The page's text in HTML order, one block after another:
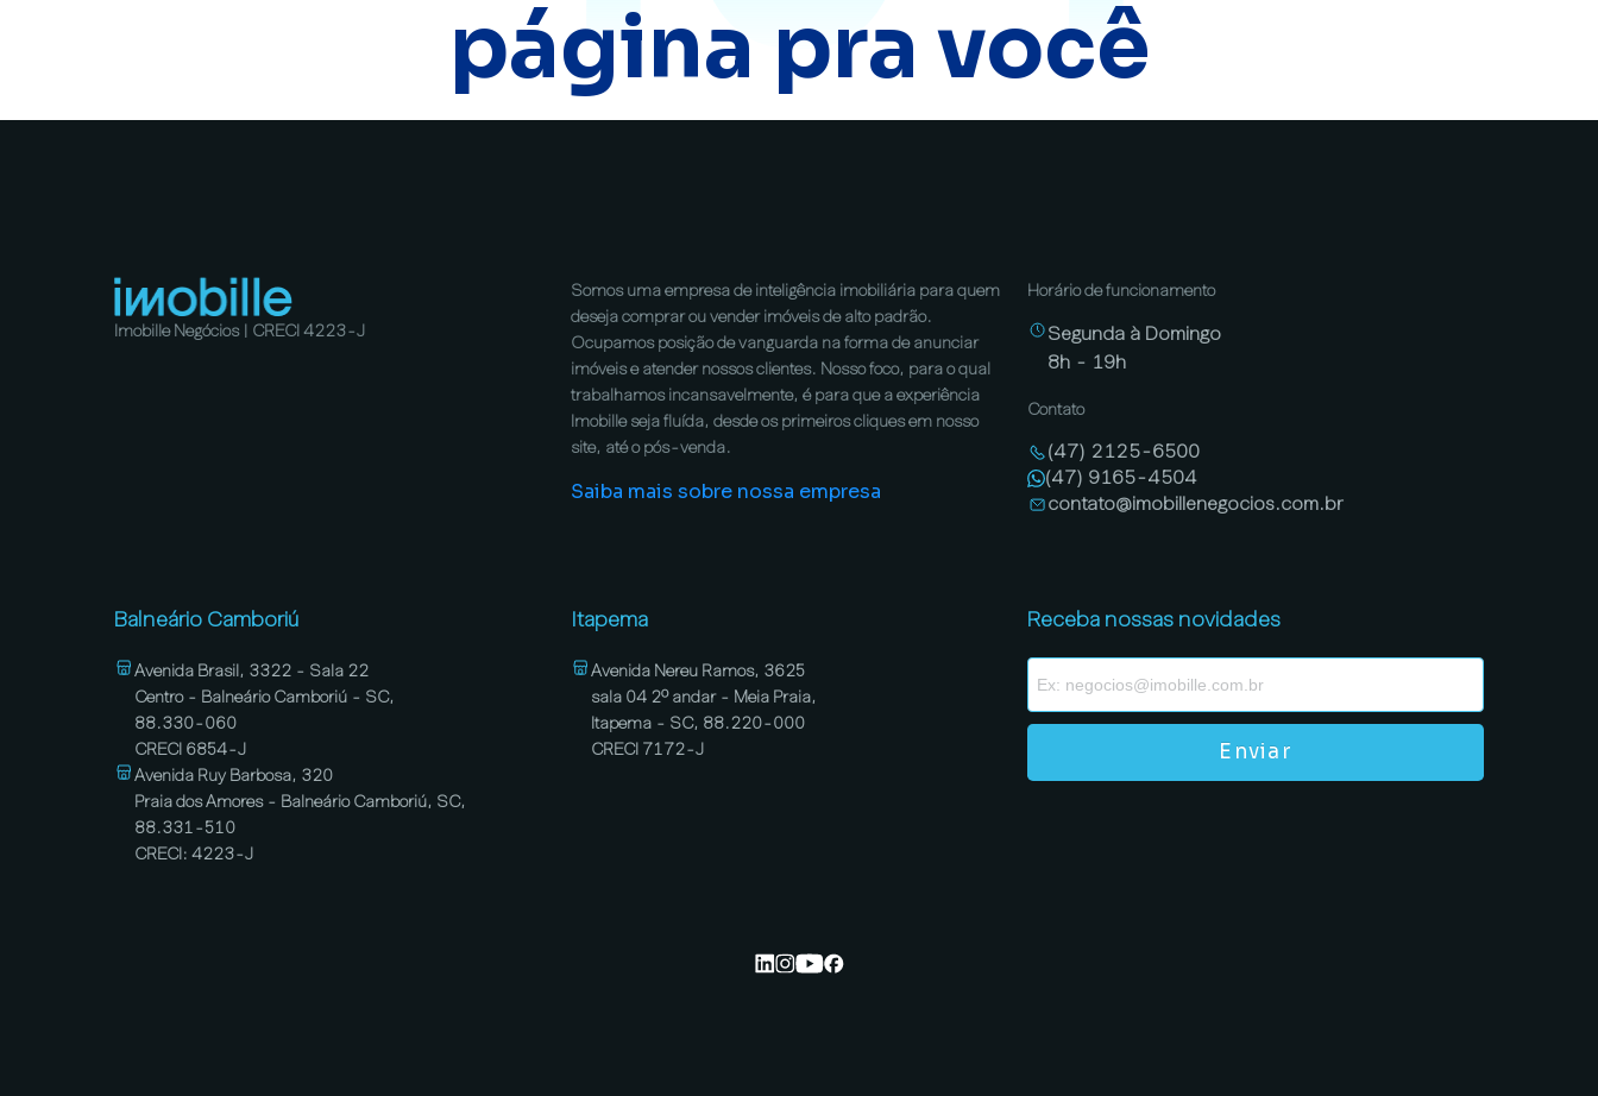
página pra você
Imobille Negócios | CRECI 4223-J
Somos uma empresa de inteligência imobiliária para quem
deseja comprar ou vender imóveis de alto padrão.
Ocupamos posição de vanguarda na forma de anunciar
imóveis e atender nossos clientes. Nosso foco, para o qual
trabalhamos incansavelmente, é para que a experiência
Imobille seja fluída, desde os primeiros cliques em nosso
site, até o pós-venda.
Saiba mais sobre nossa empresa
Horário de funcionamento
Segunda à Domingo
8h - 19h
Contato
(47) 2125-6500
(47) 9165-4504
contato@imobillenegocios.com.br
Balneário Camboriú
Avenida Brasil, 3322 - Sala 22
Centro - Balneário Camboriú - SC,
88.330-060
CRECI 6854-J
Avenida Ruy Barbosa, 320
Praia dos Amores - Balneário Camboriú, SC,
88.331-510
CRECI: 4223-J
Itapema
Avenida Nereu Ramos, 3625
sala 04 2º andar - Meia Praia,
Itapema - SC, 88.220-000
CRECI 7172-J
Receba nossas novidades
Enviar